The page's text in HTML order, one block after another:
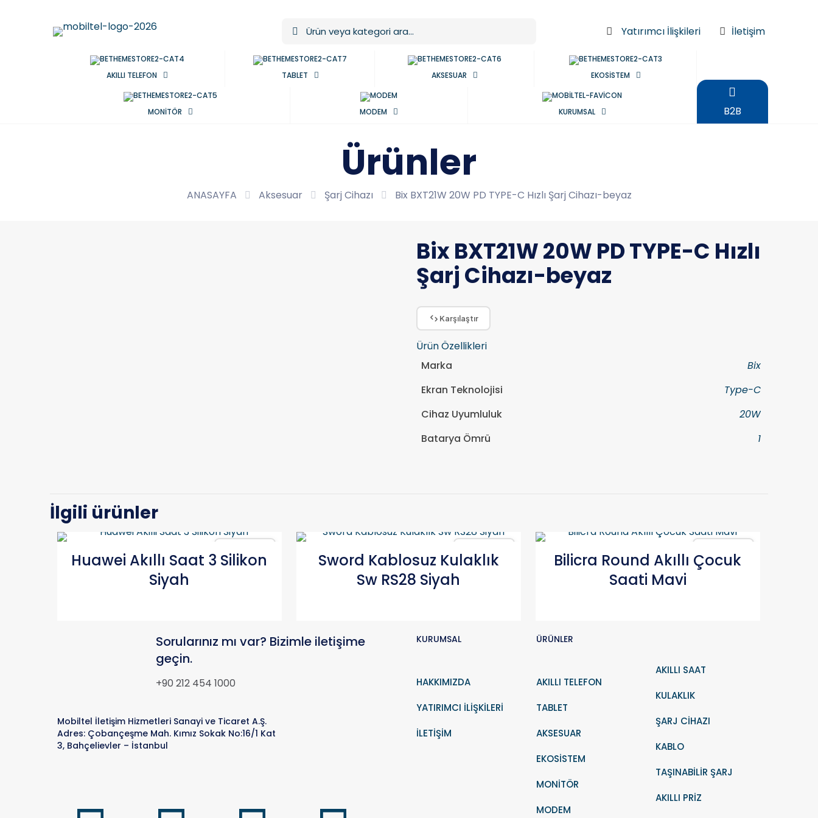
Yatırımcı İlişkileri İletişim
AKILLI TELEFON TABLET AKSESUAR EKOSİSTEM
MONİTÖR MODEM KURUMSAL B2B
Ürünler
ANASAYFA Aksesuar Şarj Cihazı Bix BXT21W 20W PD TYPE-C Hızlı Şarj Cihazı-beyaz
Bix BXT21W 20W PD TYPE-C Hızlı
Şarj Cihazı-beyaz
Karşılaştır
Ürün Özellikleri
Marka
Bix
Ekran Teknolojisi
Type-C
Cihaz Uyumluluk
20W
Batarya Ömrü
1
İlgili ürünler
Huawei Akıllı Saat 3 Silikon
Siyah
Sword Kablosuz Kulaklık
Sw RS28 Siyah
Bilicra Round Akıllı Çocuk
Saati Mavi
Sorularınız mı var? Bizimle iletişime
geçin.
+90 212 454 1000
Mobiltel İletişim Hizmetleri Sanayi ve Ticaret A.Ş.
Adres: Çobançeşme Mah. Kımız Sokak No:16/1 Kat
3, Bahçelievler – İstanbul
KURUMSAL
HAKKIMIZDA
YATIRIMCI İLİŞKİLERİ
İLETİŞİM
ÜRÜNLER
AKILLI TELEFON
TABLET
AKSESUAR
EKOSİSTEM
MONİTÖR
MODEM
AKILLI SAAT
KULAKLIK
ŞARJ CİHAZI
KABLO
TAŞINABİLİR ŞARJ
AKILLI PRİZ